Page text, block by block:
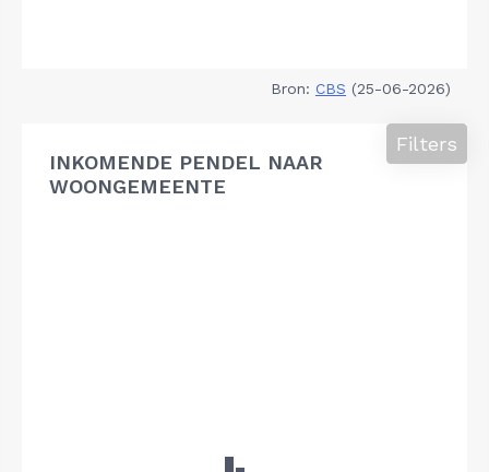
Bron: CBS (25-06-2026)
INKOMENDE PENDEL NAAR
WOONGEMEENTE
Filters